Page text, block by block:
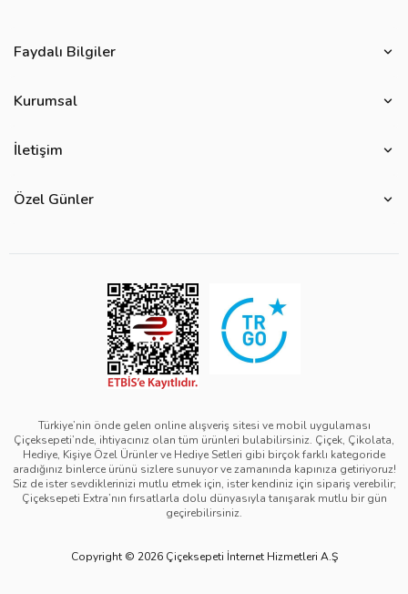
Faydalı Bilgiler
Çiçek Anlamları
Mevsimlere Göre Çiçekler
Ürün Sıralama Kriterleri
Teslimat İpuçları
Sipariş Güncelleme Süreçleri
Kurumsal
Ürün Güvenliği
Reklamlarımız
Kampanya Detayları
Duyarlı Pazarlama Hareketi
Bilgi Toplumu Hizmetleri
Çiçeksepeti Üyelik Sözleşmesi
Mesafeli Satış Sözleşmesi - Çiçek
Mesafeli Satış Sözleşmesi - Hediye & Extra
Çerez Politikası
Yeşil IT Politikası
İletişim
Çiçeksepeti Pazaryeri Kolaylıkları
Ödeme Seçenekleri
Özel Günler
Anneler Günü Hediyeleri
Babalar Günü Hediyeleri
Öğretmenler Günü Hediyeleri
Yılbaşı Hediyeleri
Black Friday
Tıp Bayramı Hediyeleri
Avukatlar Günü Hediyeleri
Hemşireler Günü Hediyeleri
Türkiye’nin önde gelen online alışveriş sitesi ve mobil uygulaması
Çiçeksepeti’nde, ihtiyacınız olan tüm ürünleri bulabilirsiniz. Çiçek, Çikolata,
Hediye, Kişiye Özel Ürünler ve Hediye Setleri gibi birçok farklı kategoride
aradığınız binlerce ürünü sizlere sunuyor ve zamanında kapınıza getiriyoruz!
Siz de ister sevdiklerinizi mutlu etmek için, ister kendiniz için sipariş verebilir;
Çiçeksepeti Extra’nın fırsatlarla dolu dünyasıyla tanışarak mutlu bir gün
geçirebilirsiniz.
Copyright © 2026 Çiçeksepeti İnternet Hizmetleri A.Ş